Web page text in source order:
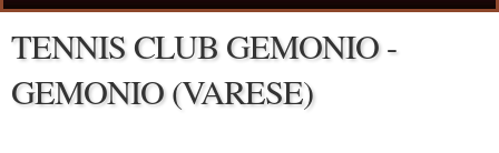
TENNIS CLUB GEMONIO -
GEMONIO (VARESE)